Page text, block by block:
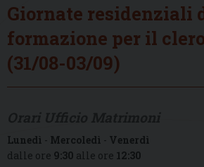
Giornate residenziali
formazione per il
(31/08-03/09)
Lunedì - Mercoledì - Venerdì
dalle ore 9:30 alle ore 12:30